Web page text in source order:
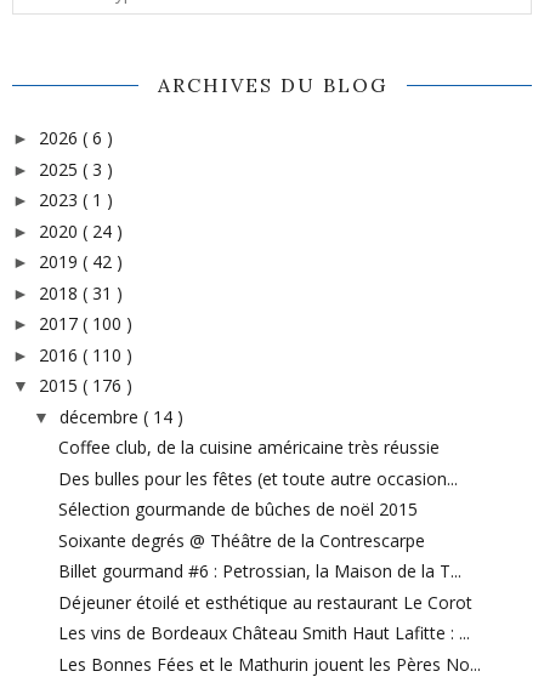
ARCHIVES DU BLOG
► 2026 ( 6 )
► 2025 ( 3 )
► 2023 ( 1 )
► 2020 ( 24 )
► 2019 ( 42 )
► 2018 ( 31 )
► 2017 ( 100 )
► 2016 ( 110 )
▼ 2015 ( 176 )
▼ décembre ( 14 )
Coffee club, de la cuisine américaine très réussie
Des bulles pour les fêtes (et toute autre occasion...
Sélection gourmande de bûches de noël 2015
Soixante degrés @ Théâtre de la Contrescarpe
Billet gourmand #6 : Petrossian, la Maison de la T...
Déjeuner étoilé et esthétique au restaurant Le Corot
Les vins de Bordeaux Château Smith Haut Lafitte : ...
Les Bonnes Fées et le Mathurin jouent les Pères No...